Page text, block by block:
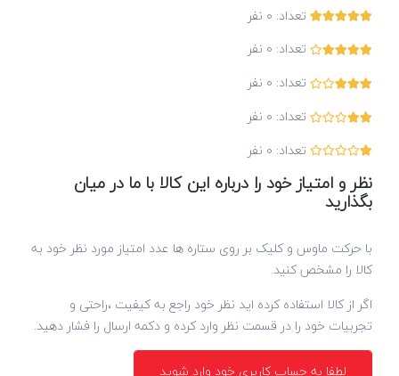
تعداد: 0 نفر
تعداد: 0 نفر
تعداد: 0 نفر
تعداد: 0 نفر
تعداد: 0 نفر
نظر و امتیاز خود را درباره این کالا با ما در میان
بگذارید
با حرکت ماوس و کلیک بر روی ستاره ها عدد امتیاز مورد نظر خود به
کالا را مشخص کنید.
اگر از کالا استفاده کرده اید نظر خود راجع به کیفیت ،راحتی و
تجربیات خود را در قسمت نظر وارد کرده و دکمه ارسال را فشار دهید.
لطفا به حساب کاربری خود وارد شوید